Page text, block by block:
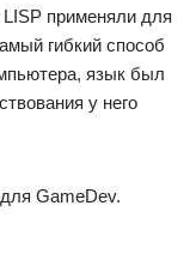
применяли для
гибкий способ
язык был
у него
GameDev.